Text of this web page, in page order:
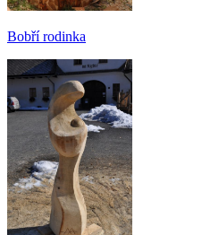
Bobří rodinka